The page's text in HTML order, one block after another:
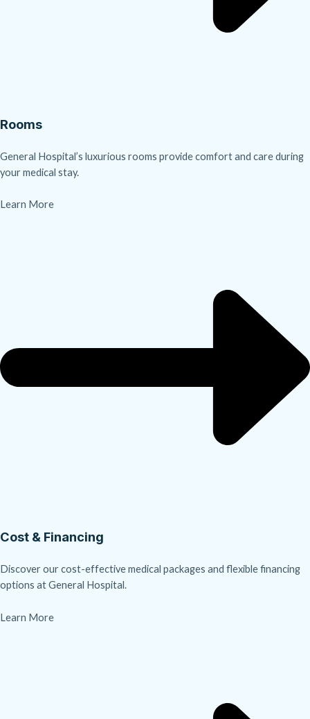
Rooms
General Hospital’s luxurious rooms provide comfort and care during
your medical stay.
Learn More
Cost & Financing
Discover our cost-effective medical packages and flexible financing
options at General Hospital.
Learn More